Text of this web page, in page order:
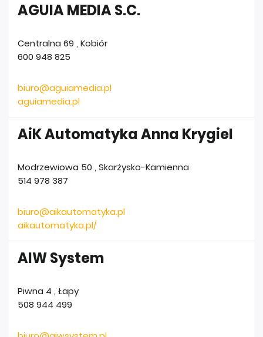
AGUIA MEDIA S.C.
Centralna 69 , Kobiór
600 948 825
biuro@aguiamedia.pl
aguiamedia.pl
AiK Automatyka Anna Krygiel
Modrzewiowa 50 , Skarżysko-Kamienna
514 978 387
biuro@aikautomatyka.pl
aikautomatyka.pl/
AIW System
Piwna 4 , Łapy
508 944 499